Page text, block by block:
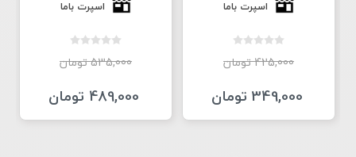
اسپرت باما
425,000 تومان
349,000 تومان
اسپرت باما
535,000 تومان
489,000 تومان